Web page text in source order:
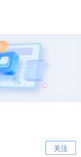
关注